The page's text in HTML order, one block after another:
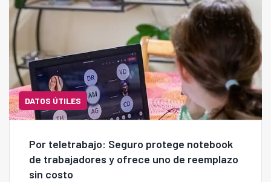
DATOS ÚTILES
Por teletrabajo: Seguro protege notebook
de trabajadores y ofrece uno de reemplazo
sin costo